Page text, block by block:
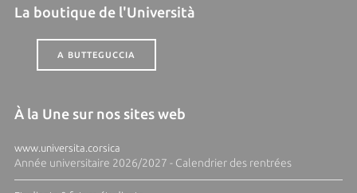
La boutique de l'Università
A BUTTEGUCCIA
À la Une sur nos sites web
www.universita.corsica
Année universitaire 2026/2027 - Calendrier des rentrées